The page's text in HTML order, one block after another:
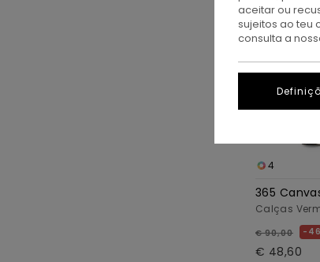
4
365
Calças
€ 90,00
€ 48,60
aceitar ou
sujeitos ao teu
consulta a